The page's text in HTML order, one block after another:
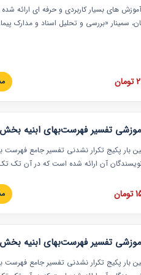
های بسیار کاربردی و حرفه‏ ای ارائه
سمینار «بررسی و تحلیل اسناد و مدارک
این خصوص ارائه شده است.
تفسیر فهرست‌بهای ابنیه
بار پکیج تکرار نشدنی تفسیر جامع فهرست
نویسندگان آن ارائه شده است که در آن تک
و به همراه تصاویر عملیات اجرایی مرتبط
بها ارائه شده است. این دوره با کلام مهندس
مدیر پروژه مهندسی مشاور در امر
حال فعالیت هستند حتما توصیه می کنیم از
نمایند.
تفسیر فهرست‌بهای ابنیه
بار پکیج تکرار نشدنی تفسیر جامع فهرست